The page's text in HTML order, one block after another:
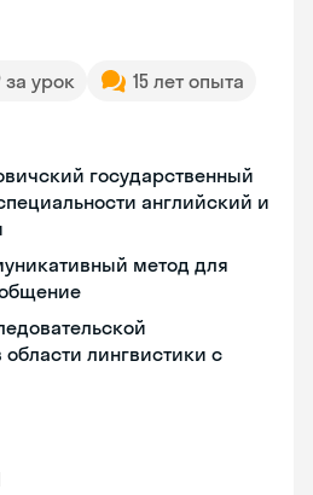
за урок
15 лет опыта
государственный
английский и
метод для
лингвистики с